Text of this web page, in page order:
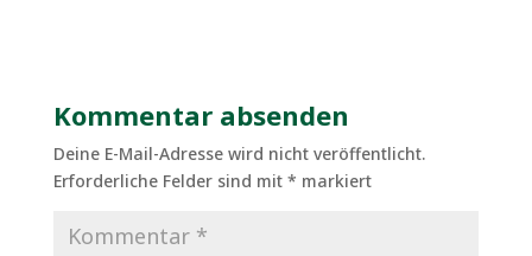
Kommentar absenden
Deine E-Mail-Adresse wird nicht veröffentlicht.
Erforderliche Felder sind mit * markiert